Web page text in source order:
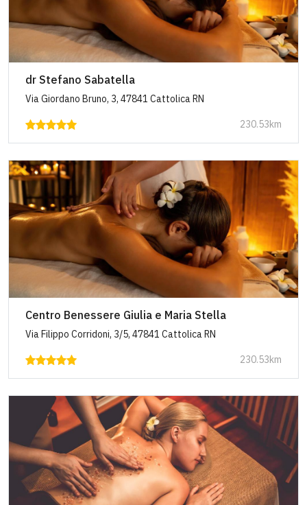
dr Stefano Sabatella
Via Giordano Bruno, 3, 47841 Cattolica RN
230.53km
Centro Benessere Giulia e Maria Stella
Via Filippo Corridoni, 3/5, 47841 Cattolica RN
230.53km